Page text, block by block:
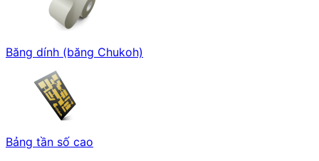
Băng dính (băng Chukoh)
Bảng tần số cao